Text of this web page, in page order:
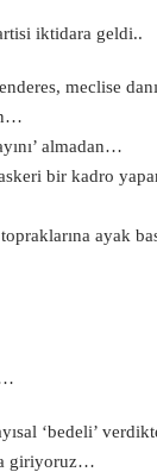
iktidara geldi..
meclise
almadan…
bir kadro
ayak
‘bedeli’
giriyoruz…